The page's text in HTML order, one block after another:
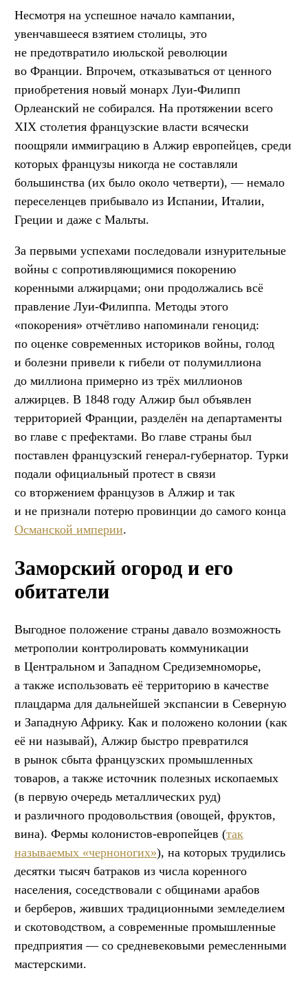
Несмотря на успешное начало кампании,
увенчавшееся взятием столицы, это
не предотвратило июльской революции
во Франции. Впрочем, отказываться от ценного
приобретения новый монарх Луи-Филипп
Орлеанский не собирался. На протяжении всего
XIX столетия французские власти всячески
поощряли иммиграцию в Алжир европейцев, среди
которых французы никогда не составляли
большинства (их было около четверти), — немало
переселенцев прибывало из Испании, Италии,
Греции и даже с Мальты.
За первыми успехами последовали изнурительные
войны с сопротивляющимися покорению
коренными алжирцами; они продолжались всё
правление Луи-Филиппа. Методы этого
«покорения» отчётливо напоминали геноцид:
по оценке современных историков войны, голод
и болезни привели к гибели от полумиллиона
до миллиона примерно из трёх миллионов
алжирцев. В 1848 году Алжир был объявлен
территорией Франции, разделён на департаменты
во главе с префектами. Во главе страны был
поставлен французский генерал-губернатор. Турки
подали официальный протест в связи
со вторжением французов в Алжир и так
и не признали потерю провинции до самого конца
Османской империи.
Заморский огород и его
обитатели
Выгодное положение страны давало возможность
метрополии контролировать коммуникации
в Центральном и Западном Средиземноморье,
а также использовать её территорию в качестве
плацдарма для дальнейшей экспансии в Северную
и Западную Африку. Как и положено колонии (как
её ни называй), Алжир быстро превратился
в рынок сбыта французских промышленных
товаров, а также источник полезных ископаемых
(в первую очередь металлических руд)
и различного продовольствия (овощей, фруктов,
вина). Фермы колонистов-европейцев (так
называемых «черноногих»), на которых трудились
десятки тысяч батраков из числа коренного
населения, соседствовали с общинами арабов
и берберов, живших традиционными земледелием
и скотоводством, а современные промышленные
предприятия — со средневековыми ремесленными
мастерскими.